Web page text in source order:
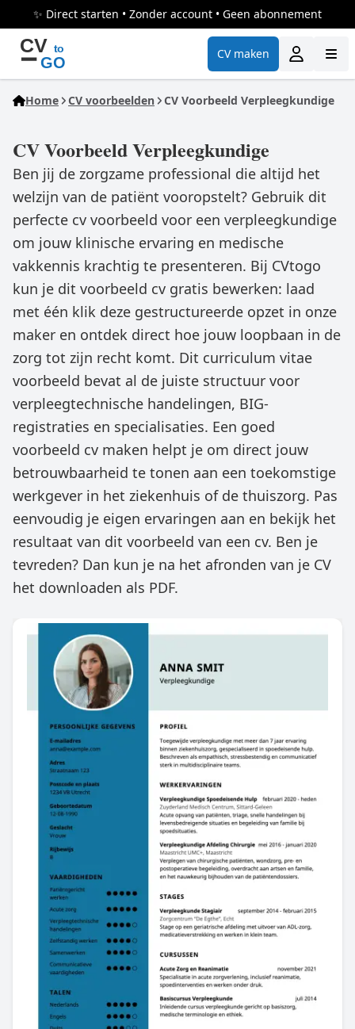
✨ Direct starten • Zonder account • Geen abonnement
CV maken
Home CV voorbeelden CV Voorbeeld Verpleegkundige
CV Voorbeeld Verpleegkundige
Ben jij de zorgzame professional die altijd het
welzijn van de patiënt vooropstelt? Gebruik dit
perfecte cv voorbeeld voor een verpleegkundige
om jouw klinische ervaring en medische
vakkennis krachtig te presenteren. Bij CVtogo
kun je dit voorbeeld cv gratis bewerken: laad
met één klik deze gestructureerde opzet in onze
maker en ontdek direct hoe jouw loopbaan in de
zorg tot zijn recht komt. Dit curriculum vitae
voorbeeld bevat al de juiste structuur voor
verpleegtechnische handelingen, BIG-
registraties en specialisaties. Een goed
voorbeeld cv maken helpt je om direct jouw
betrouwbaarheid te tonen aan een toekomstige
werkgever in het ziekenhuis of de thuiszorg. Pas
eenvoudig je eigen ervaringen aan en bekijk het
resultaat van dit voorbeeld van een cv. Ben je
tevreden? Dan kun je na het afronden van je CV
het downloaden als PDF.